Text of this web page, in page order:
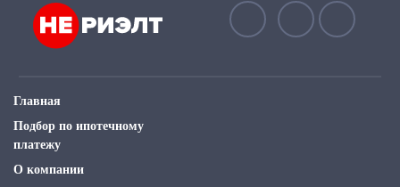
Главная
Подбор по ипотечному
платежу
О компании